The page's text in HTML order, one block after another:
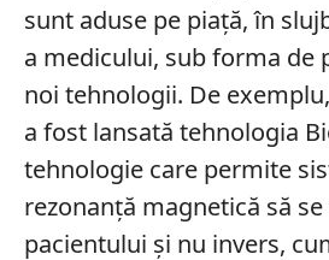
sunt aduse pe piață, în
a medicului, sub forma de
noi tehnologii. De
a fost lansată tehnologia
tehnologie care permite
rezonanță magnetică să
pacientului și nu invers,